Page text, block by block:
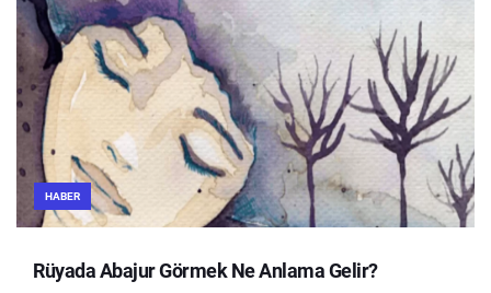
HABER
Rüyada Abajur Görmek Ne Anlama Gelir?